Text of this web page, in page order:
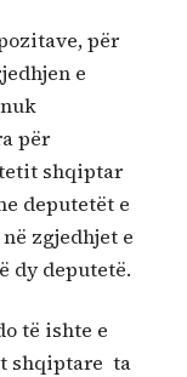
për
e
për
shqiptar
deputetët e
zgjedhjet e
dy deputetë.
të ishte e
shqiptare ta